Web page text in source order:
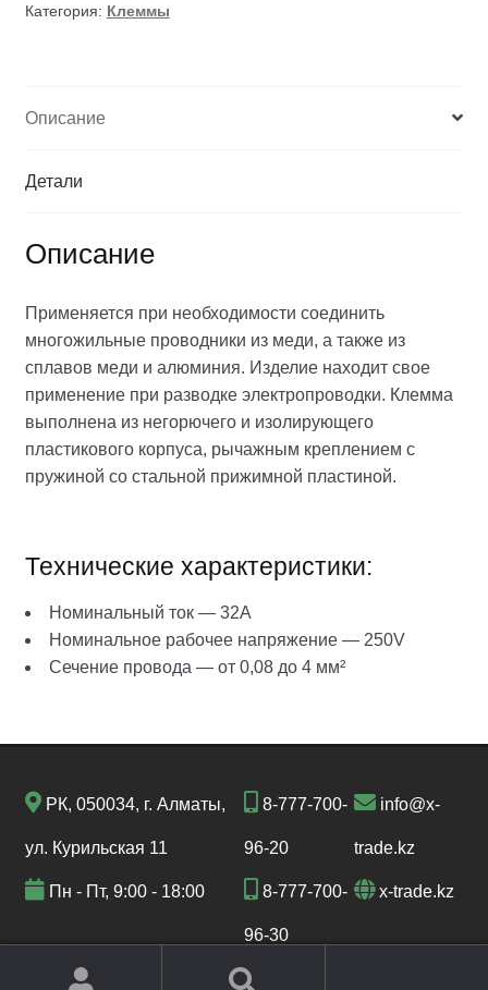
Категория: Клеммы
Описание
Детали
Описание
Применяется при необходимости соединить
многожильные проводники из меди, а также из
сплавов меди и алюминия. Изделие находит свое
применение при разводке электропроводки. Клемма
выполнена из негорючего и изолирующего
пластикового корпуса, рычажным креплением с
пружиной со стальной прижимной пластиной.
Технические характеристики:
Номинальный ток — 32A
Номинальное рабочее напряжение — 250V
Сечение провода — от 0,08 до 4 мм²
РК, 050034, г. Алматы,
ул. Курильская 11
Пн - Пт, 9:00 - 18:00
8-777-700-
96-20
8-777-700-
96-30
info@x-
trade.kz
x-trade.kz